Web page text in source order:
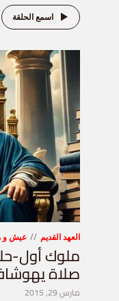
اسمع الحلقة
العهد القديم عيش و
صلاة
مارس 29, 2015